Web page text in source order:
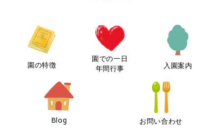
園の特徴
園での一日
年間行事
入園案内
Blog お問い合わせ